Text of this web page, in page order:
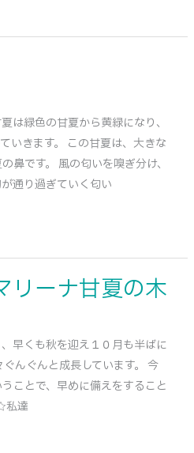
は緑色の甘夏から黄緑になり、
いきます。 この甘夏は、大きな
鼻です。 風の匂いを嗅ぎ分け、
通り過ぎていく匂い
リーナ甘夏の木
早くも秋を迎え１０月も半ばに
んぐんと成長しています。 今
ことで、早めに備えをすること
私達